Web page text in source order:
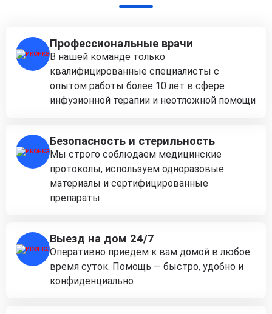
Профессиональные врачи
В нашей команде только
квалифицированные специалисты с
опытом работы более 10 лет в сфере
инфузионной терапии и неотложной помощи
Безопасность и стерильность
Мы строго соблюдаем медицинские
протоколы, используем одноразовые
материалы и сертифицированные
препараты
Выезд на дом 24/7
Оперативно приедем к вам домой в любое
время суток. Помощь — быстро, удобно и
конфиденциально